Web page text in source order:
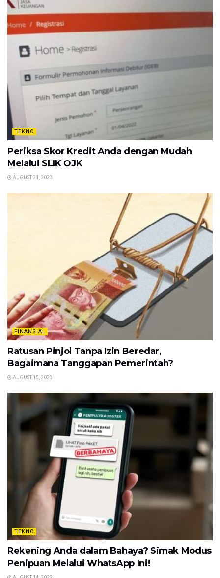
TEKNO
Periksa Skor Kredit Anda dengan Mudah
Melalui SLIK OJK
AUGUST 21, 2023
FINANSIAL
Ratusan Pinjol Tanpa Izin Beredar,
Bagaimana Tanggapan Pemerintah?
AUGUST 15, 2023
TEKNO
Rekening Anda dalam Bahaya? Simak Modus
Penipuan Melalui WhatsApp Ini!